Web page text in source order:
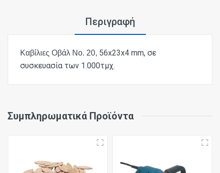
Περιγραφή
Καβίλιες Οβάλ Νο. 20, 56x23x4 mm, σε
συσκευασία των 1.000τμχ.
Συμπληρωματικά Προϊόντα